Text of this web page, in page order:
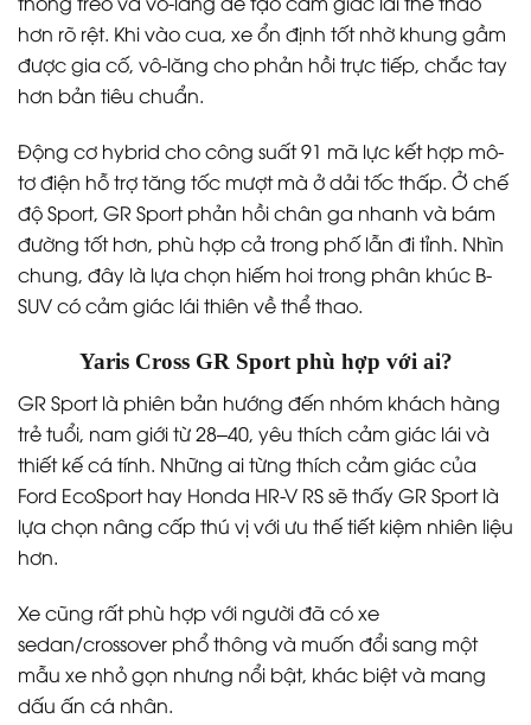
hơn rõ rệt. Khi vào cua, xe ổn định tốt nhờ khung gầm
được gia cố, vô-lăng cho phản hồi trực tiếp, chắc tay
hơn bản tiêu chuẩn.
Động cơ hybrid cho công suất 91 mã lực kết hợp mô-
tơ điện hỗ trợ tăng tốc mượt mà ở dải tốc thấp. Ở chế
độ Sport, GR Sport phản hồi chân ga nhanh và bám
đường tốt hơn, phù hợp cả trong phố lẫn đi tỉnh. Nhìn
chung, đây là lựa chọn hiếm hoi trong phân khúc B-
SUV có cảm giác lái thiên về thể thao.
Yaris Cross GR Sport phù hợp với ai?
GR Sport là phiên bản hướng đến nhóm khách hàng
trẻ tuổi, nam giới từ 28–40, yêu thích cảm giác lái và
thiết kế cá tính. Những ai từng thích cảm giác của
Ford EcoSport hay Honda HR-V RS sẽ thấy GR Sport là
lựa chọn nâng cấp thú vị với ưu thế tiết kiệm nhiên liệu
hơn.
Xe cũng rất phù hợp với người đã có xe
sedan/crossover phổ thông và muốn đổi sang một
mẫu xe nhỏ gọn nhưng nổi bật, khác biệt và mang
dấu ấn cá nhân.